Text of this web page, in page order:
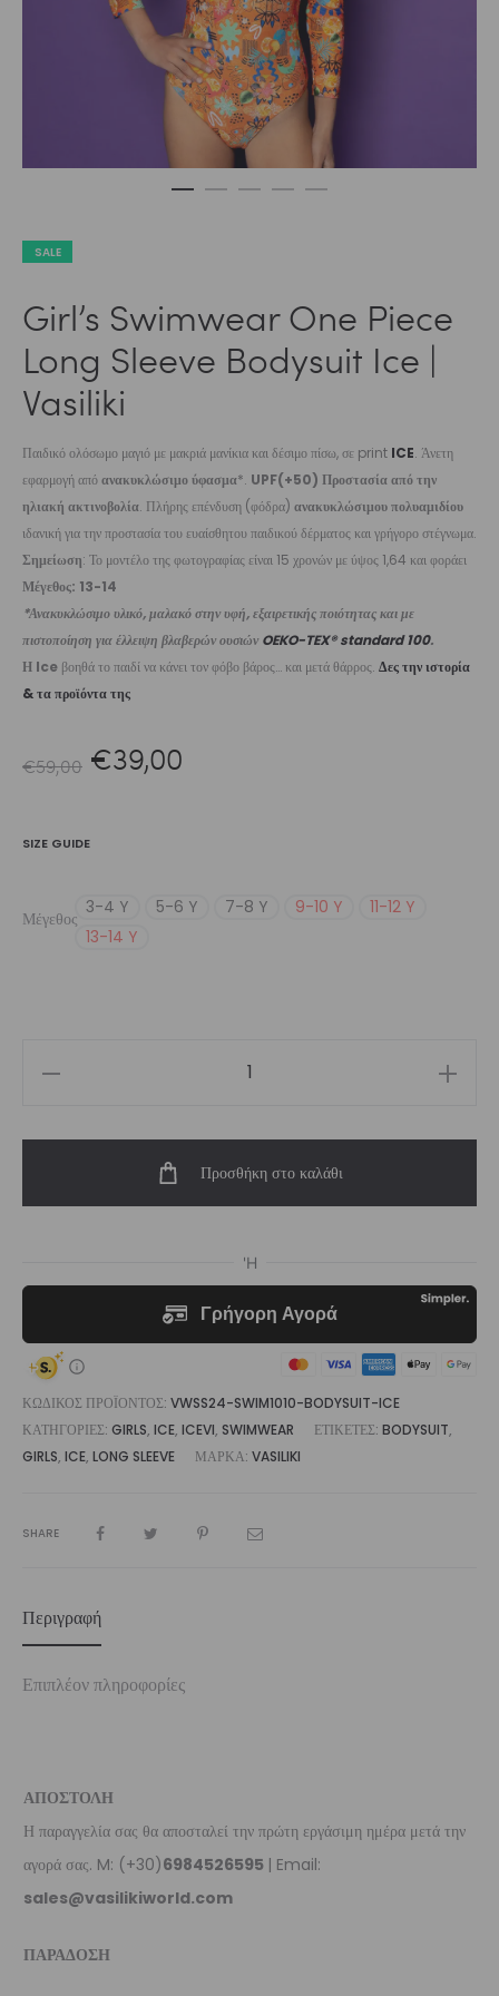
SALE
Girl’s Swimwear One Piece
Long Sleeve Bodysuit Ice |
Vasiliki
Παιδικό ολόσωμο μαγιό με μακριά μανίκια και δέσιμο πίσω, σε print ICE. Άνετη
εφαρμογή απόανακυκλώσιμο ύφασμα*. UPF(+50) Προστασία από την
ηλιακή ακτινοβολία. Πλήρης επένδυση (φόδρα) ανακυκλώσιμου πολυαμιδίου
ιδανική για την προστασία του ευαίσθητου παιδικού δέρματος και γρήγορο στέγνωμα.
Σημείωση: Το μοντέλο της φωτογραφίας είναι 15 χρονών με ύψος 1,64 και φοράει
Μέγεθος: 13-14
*Ανακυκλώσιμο υλικό, μαλακό στην υφή, εξαιρετικής ποιότητας και με
πιστοποίηση για έλλειψη βλαβερών ουσιών OEKO-TEX® standard 100.
Η Ice βοηθά το παιδί να κάνει τον φόβο βάρος… και μετά θάρρος. Δες την ιστορία
& τα προϊόντα της
€59,00 Original
€59,00.
€39,00
SIZE GUIDE
Μέγεθος
3-4 Y 5-6 Y 7-8 Y 9-10 Y
11-12 Y
13-14 Y
Long
Vasiliki
ποσότητα
Προσθήκη στο καλάθι
ΚΩΔΙΚΌΣ ΠΡΟΪΌΝΤΟΣ: VWSS24-SWIM1010-BODYSUIT-ICE
ΚΑΤΗΓΟΡΊΕΣ: GIRLS, ICE, ICEVI, SWIMWEAR ΕΤΙΚΈΤΕΣ: BODYSUIT,
GIRLS, ICE, LONG SLEEVE ΜΆΡΚΑ: VASILIKI
SHARE
Περιγραφή
Επιπλέον πληροφορίες
ΑΠΟΣΤΟΛΗ
Η παραγγελία σας θα αποσταλεί την πρώτη εργάσιμη ημέρα μετά την
αγορά σας. M: (+30)6984526595 | Email:
sales@vasilikiworld.com
ΠΑΡΑΔΟΣΗ